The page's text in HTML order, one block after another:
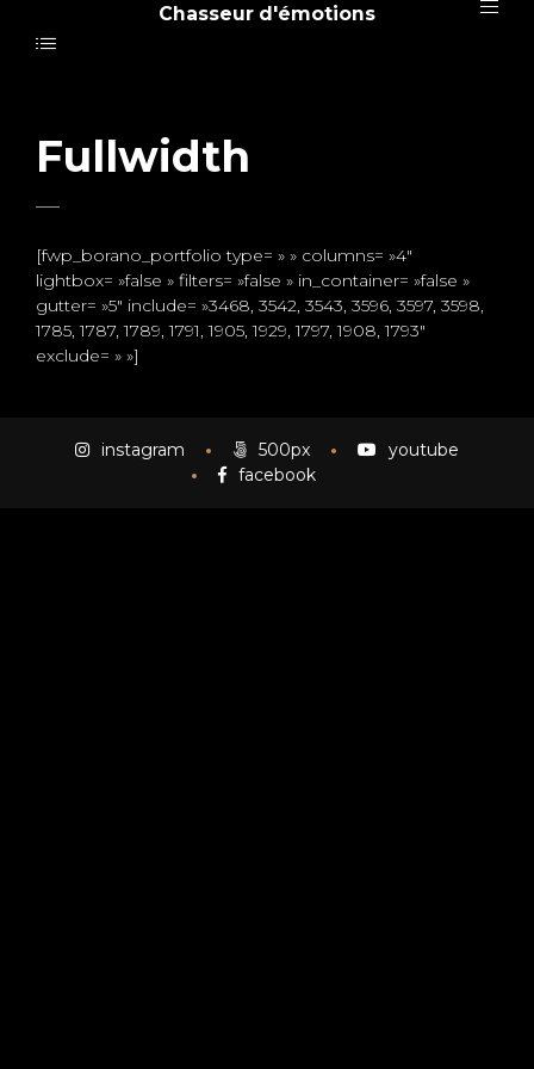
Chasseur d'émotions
Fullwidth
[fwp_borano_portfolio type= » » columns= »4″
lightbox= »false » filters= »false » in_container= »false »
gutter= »5″ include= »3468, 3542, 3543, 3596, 3597, 3598,
1785, 1787, 1789, 1791, 1905, 1929, 1797, 1908, 1793″
exclude= » »]
instagram 500px
youtube
facebook